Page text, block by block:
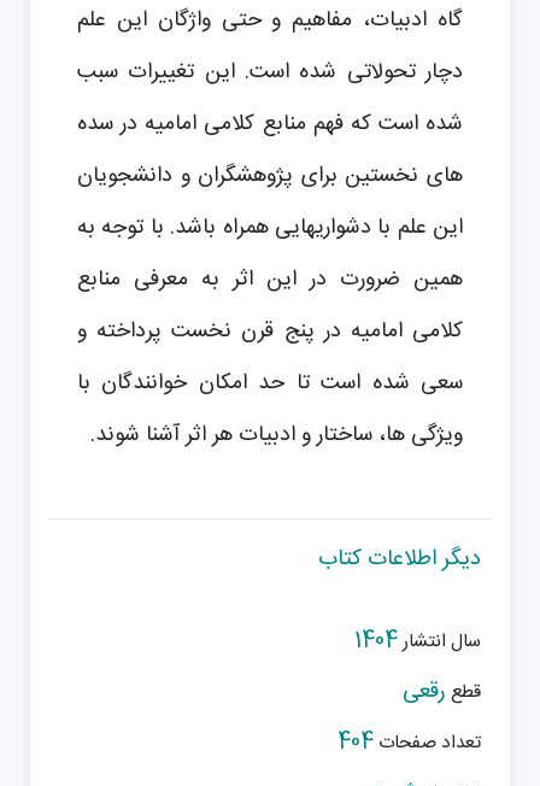
گاه ادبیات، مفاهیم و حتی واژگان این علم
دچار تحولاتی شده است. این تغییرات سبب
شده است که فهم منابع کلامی امامیه در سده
های نخستین برای پژوهشگران و دانشجویان
این علم با دشواریهایی همراه باشد. با توجه به
همین ضرورت در این اثر به معرفی منابع
کلامی امامیه در پنج قرن نخست پرداخته و
سعی شده است تا حد امکان خوانندگان با
ویژگی ها، ساختار و ادبیات هر اثر آشنا شوند.
دیگر اطلاعات کتاب
سال انتشار1404
قطع رقعی
تعداد صفحات 404